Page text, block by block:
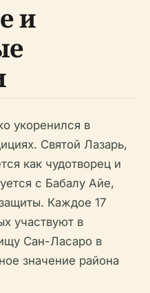
и
укоренился в
Святой Лазарь,
как чудотворец и
с Бабалу Айе,
Каждое 17
участвуют в
Сан-Ласаро в
значение района